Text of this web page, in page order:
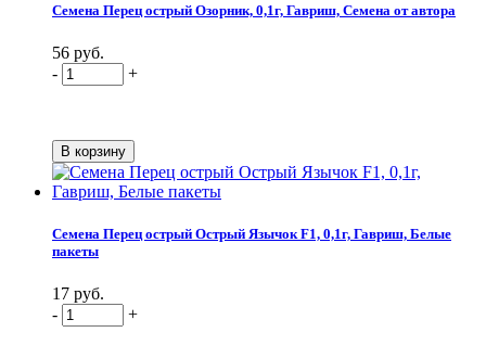
Семена Перец острый Озорник, 0,1г, Гавриш, Семена от автора
56 руб.
-
+
Семена Перец острый Острый Язычок F1, 0,1г, Гавриш, Белые
пакеты
17 руб.
-
+